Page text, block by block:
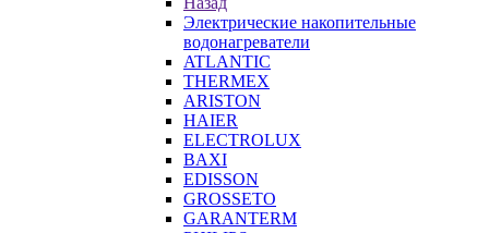
Электрические накопительные
водонагреватели
ATLANTIC
THERMEX
ARISTON
HAIER
ELECTROLUX
BAXI
EDISSON
GROSSETO
GARANTERM